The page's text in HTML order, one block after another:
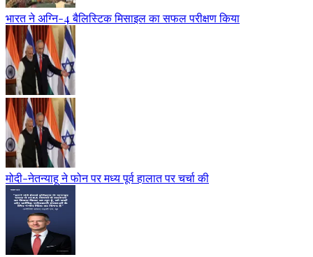
भारत ने अग्नि-4 बैलिस्टिक मिसाइल का सफल परीक्षण किया
मोदी-नेतन्याहू ने फोन पर मध्य पूर्व हालात पर चर्चा की